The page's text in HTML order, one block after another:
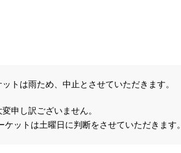
トは雨ため、中止とさせていただきます。
申し訳ございません。
ットは土曜日に判断をさせていただきます。